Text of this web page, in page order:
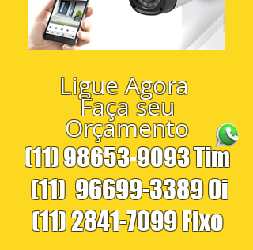
Ligue Agora
Faça seu
Orçamento
(11) 98653-9093Tim
(11) 96699-3389Oi
(11) 2841-7099Fixo